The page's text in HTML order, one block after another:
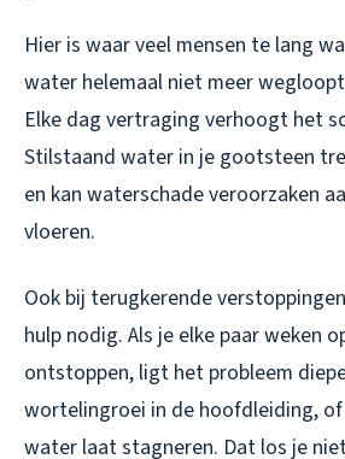
Hier is waar veel mensen te lang
water helemaal niet meer
Elke dag vertraging verhoogt het
Stilstaand water in je gootsteen
en kan waterschade veroorzaken
vloeren.
Ook bij terugkerende
hulp nodig. Als je elke paar weken
ontstoppen, ligt het probleem
wortelingroei in de hoofdleiding, of
water laat stagneren. Dat los je